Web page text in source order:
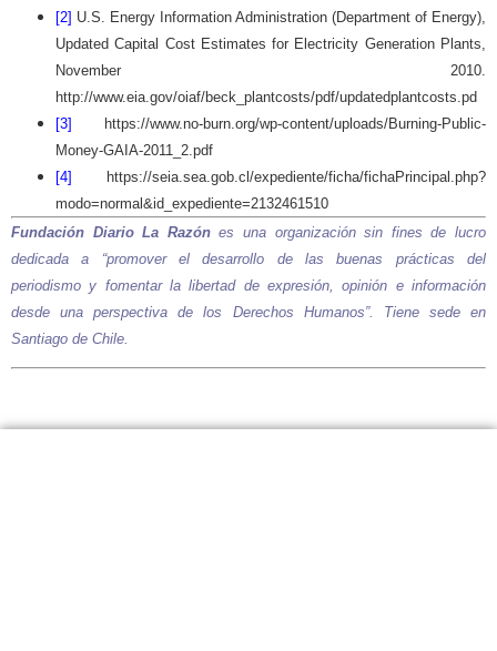
[2] U.S. Energy Information Administration (Department of Energy),
Updated Capital Cost Estimates for Electricity Generation Plants,
November 2010.
http://www.eia.gov/oiaf/beck_plantcosts/pdf/updatedplantcosts.pd
[3] https://www.no-burn.org/wp-content/uploads/Burning-Public-
Money-GAIA-2011_2.pdf
[4] https://seia.sea.gob.cl/expediente/ficha/fichaPrincipal.php?
modo=normal&id_expediente=2132461510
Fundación Diario La Razónes una organización sin fines de lucro
dedicada a “promover el desarrollo de las buenas prácticas del
periodismo y fomentar la libertad de expresión, opinión e información
desde una perspectiva de los Derechos Humanos”. Tiene sede en
Santiago de Chile.